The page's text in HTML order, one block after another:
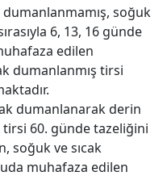
soğuk
6, 13, 16 günde
edilen
dumanlanmış tirsi
dumanlanarak derin
60. günde tazeliğini
soğuk ve sıcak
muhafaza edilen